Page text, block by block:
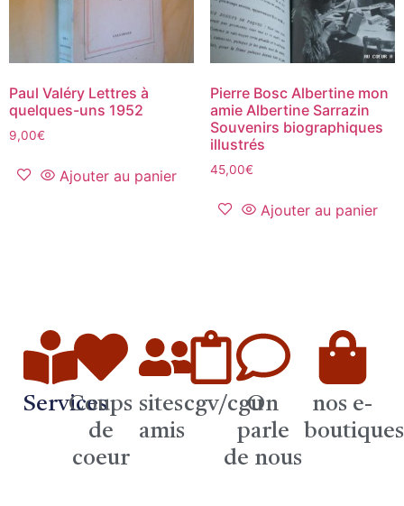
Paul Valéry Lettres à
quelques-uns 1952
9,00€
Ajouter au panier
Pierre Bosc Albertine mon
amie Albertine Sarrazin
Souvenirs biographiques
illustrés
45,00€
Ajouter au panier
Services
Coups
de
coeur
sites
amis
cgv/cguOn
parle
de nous
nos e-
boutiques